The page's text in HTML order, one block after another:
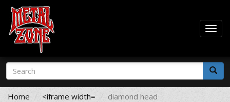
Skip
main
content
Search
form
Search
Home <iframe width= diamond head